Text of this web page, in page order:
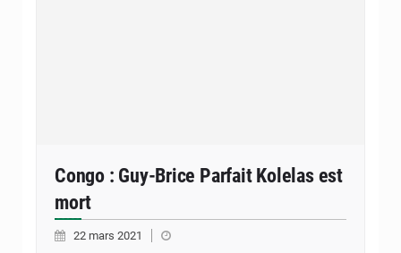
Congo : Guy-Brice Parfait Kolelas est
mort
22 mars 2021